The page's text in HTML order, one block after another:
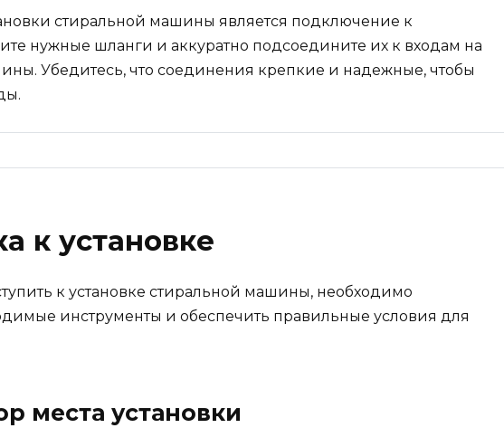
стиральной машины является подключение к
нужные шланги и аккуратно подсоедините их к входам на
Убедитесь, что соединения крепкие и надежные, чтобы
к установке
к установке стиральной машины, необходимо
инструменты и обеспечить правильные условия для
места установки